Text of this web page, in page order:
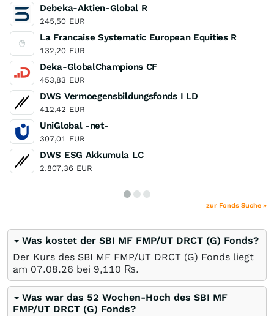
Debeka-Aktien-Global R
245,50 EUR
La Francaise Systematic European Equities R
132,20 EUR
Deka-GlobalChampions CF
453,83 EUR
DWS Vermoegensbildungsfonds I LD
412,42 EUR
UniGlobal -net-
307,01 EUR
DWS ESG Akkumula LC
2.807,36 EUR
zur Fonds Suche »
Was kostet der SBI MF FMP/UT DRCT (G) Fonds?
Der Kurs des SBI MF FMP/UT DRCT (G) Fonds liegt
am 07.08.26 bei 9,110 ₨.
Was war das 52 Wochen-Hoch des SBI MF
FMP/UT DRCT (G) Fonds?